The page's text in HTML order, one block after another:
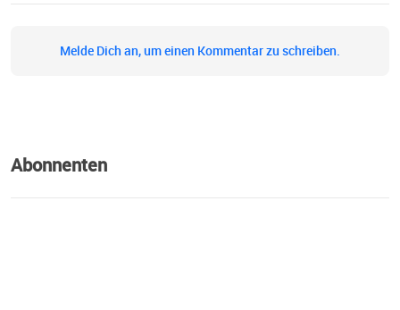
Melde Dich an, um einen Kommentar zu schreiben.
Abonnenten